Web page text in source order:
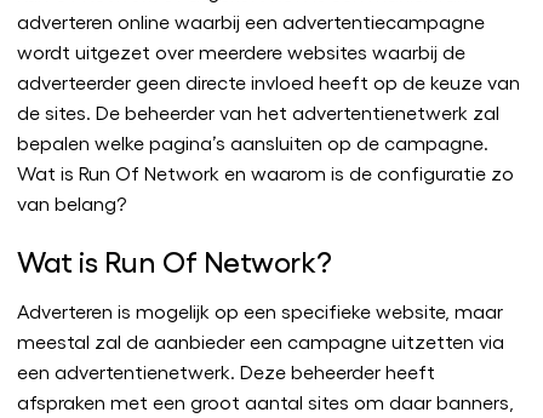
adverteren online waarbij een advertentiecampagne
wordt uitgezet over meerdere websites waarbij de
adverteerder geen directe invloed heeft op de keuze van
de sites. De beheerder van het advertentienetwerk zal
bepalen welke pagina’s aansluiten op de campagne.
Wat is Run Of Network en waarom is de configuratie zo
van belang?
Wat is Run Of Network?
Adverteren is mogelijk op een specifieke website, maar
meestal zal de aanbieder een campagne uitzetten via
een advertentienetwerk. Deze beheerder heeft
afspraken met een groot aantal sites om daar banners,